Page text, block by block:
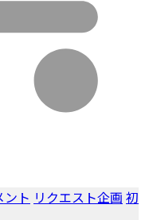
ント リクエスト企画 初